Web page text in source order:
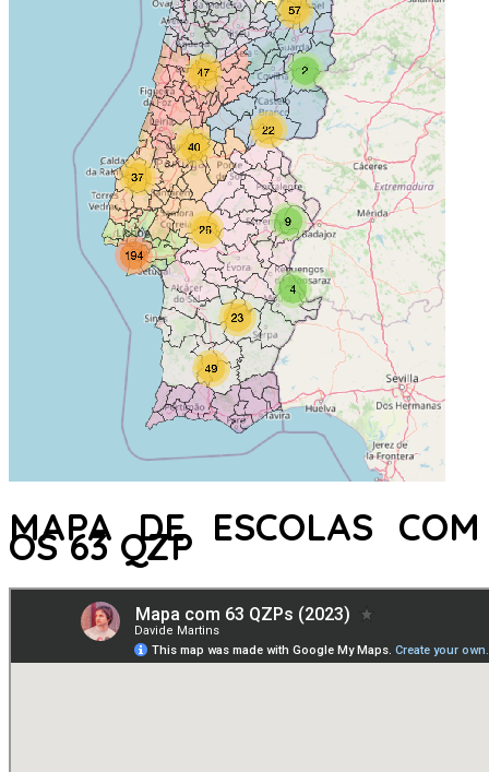
MAPA DE ESCOLAS COM
OS 63 QZP